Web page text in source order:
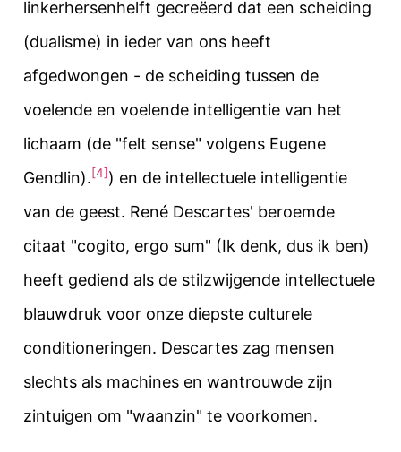
linkerhersenhelft gecreëerd dat een scheiding
(dualisme) in ieder van ons heeft
afgedwongen - de scheiding tussen de
voelende en voelende intelligentie van het
lichaam (de "felt sense" volgens Eugene
Gendlin).[4]) en de intellectuele intelligentie
van de geest. René Descartes' beroemde
citaat "cogito, ergo sum" (Ik denk, dus ik ben)
heeft gediend als de stilzwijgende intellectuele
blauwdruk voor onze diepste culturele
conditioneringen. Descartes zag mensen
slechts als machines en wantrouwde zijn
zintuigen om "waanzin" te voorkomen.